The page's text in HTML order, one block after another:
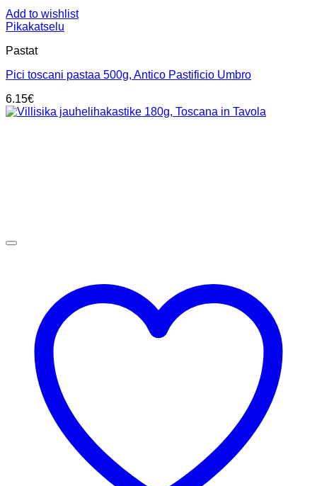
Add to wishlist
Pikakatselu
Pastat
Pici toscani pastaa 500g, Antico Pastificio Umbro
6.15€